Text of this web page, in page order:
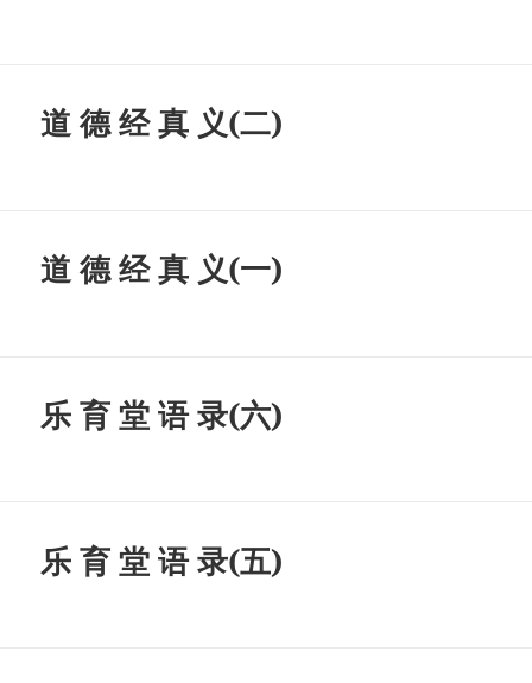
道 德 经 真 义(二)
道 德 经 真 义(一)
乐 育 堂 语 录(六)
乐 育 堂 语 录(五)